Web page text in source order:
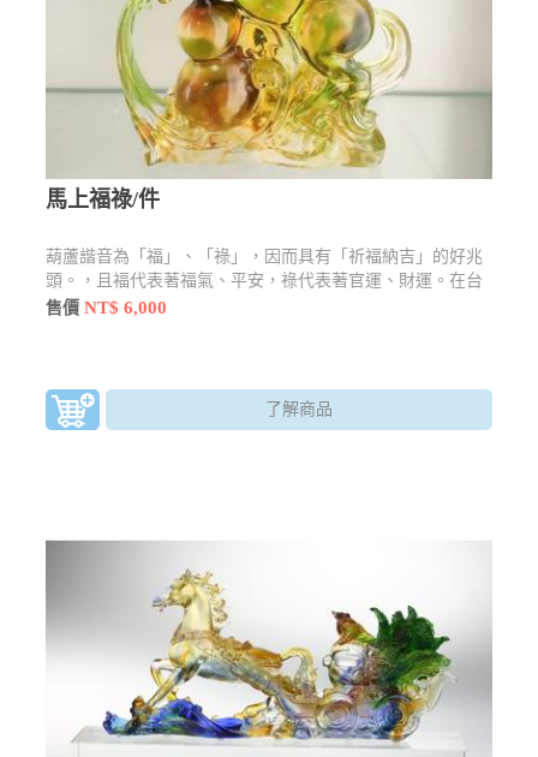
馬上福祿/件
葫蘆諧音為「福」、「祿」，因而具有「祈福納吉」的好兆
頭。，且福代表著福氣、平安，祿代表著官運、財運。在台
灣的鄉間則流傳一句諺語：「厝內一粒瓠(葫蘆)，家內才會
售價NT$ 6,000
了解商品